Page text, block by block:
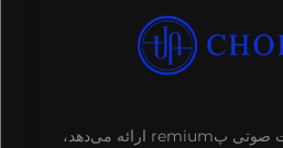
تکنولوژی Aa1 محصولات صوتی پremium ارائه می‌دهد،